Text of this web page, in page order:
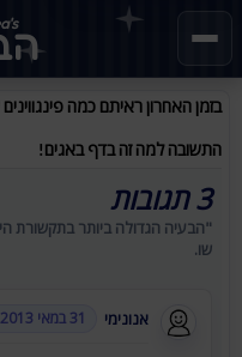
בזמן האחרון ראיתם כמה
התשובה למה זה בדף באגים!
3 תגובות
"הבעיה הגדולה ביותר בתקשורת
שו.
אנונימי 31 במאי 2013 בשעה 13:31